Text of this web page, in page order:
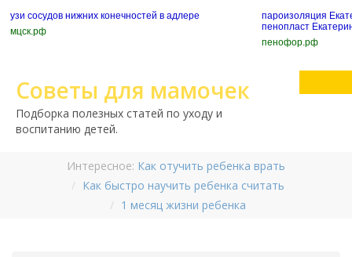
узи сосудов нижних конечностей в адлере
мцск.рф
пароизоляция
пенопласт
пенофор.рф
Советы для мамочек
Подборка полезных статей по уходу и
воспитанию детей.
Интересное: Как отучить ребенка врать
Как быстро научить ребенка считать
1 месяц жизни ребенка